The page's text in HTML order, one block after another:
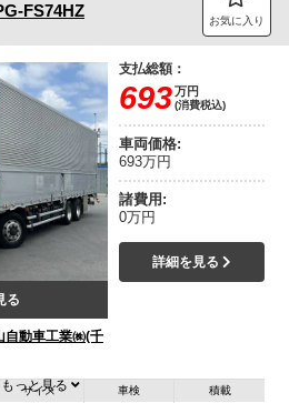
FS74HZ お気に入り
る
動車工業㈱(千
支払総額：
693万円
(消費税込)
車両価格:
693万円
諸費用:
0万円
詳細を見る
サイズ 車検 積載
もっと見る